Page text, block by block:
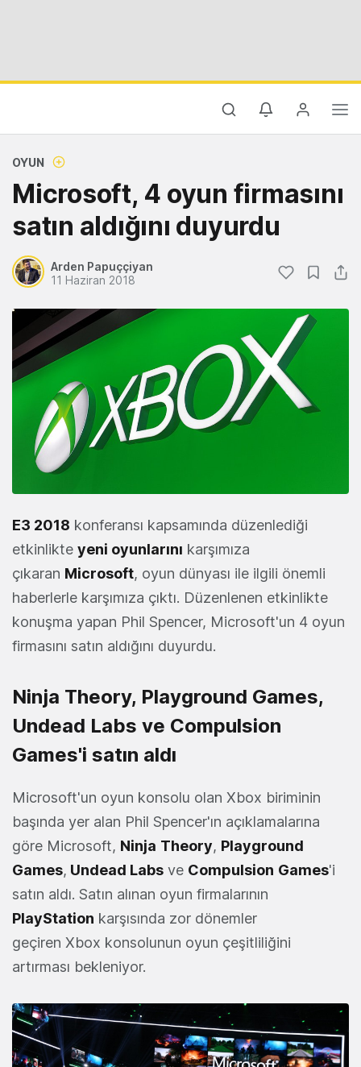
OYUN
Microsoft, 4 oyun firmasını
satın aldığını duyurdu
Arden Papuççiyan
11 Haziran 2018
E3 2018 konferansı kapsamında düzenlediği
etkinlikte yeni oyunlarını karşımıza
çıkaran Microsoft, oyun dünyası ile ilgili önemli
haberlerle karşımıza çıktı. Düzenlenen etkinlikte
konuşma yapan Phil Spencer, Microsoft'un 4 oyun
firmasını satın aldığını duyurdu.
Ninja Theory, Playground Games,
Undead Labs ve Compulsion
Games'i satın aldı
Microsoft'un oyun konsolu olan Xbox biriminin
başında yer alan Phil Spencer'ın açıklamalarına
göre Microsoft, Ninja Theory, Playground
Games, Undead Labs ve Compulsion Games'i
satın aldı. Satın alınan oyun firmalarının
PlayStation karşısında zor dönemler
geçiren Xbox konsolunun oyun çeşitliliğini
artırması bekleniyor.